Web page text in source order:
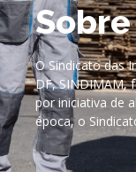
O Sindicato das
DF, SINDIMAM,
por iniciativa de
época, o